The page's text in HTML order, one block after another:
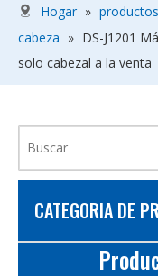
Hogar » productos
cabeza » DS-J1201
solo cabezal a la venta
CATEGORIA DE